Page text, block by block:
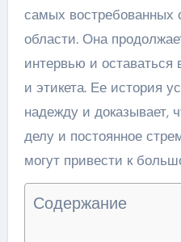
самых востребованных
области. Она
интервью и
и этикета. Ее история
надежду и доказывает,
делу и постоянное
могут привести к
Содержание